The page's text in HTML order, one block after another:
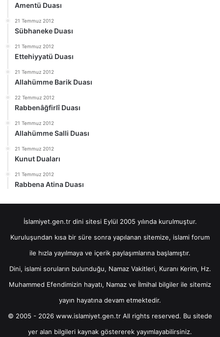
Amentü Duası
21 Temmuz 2012
Sübhaneke Duası
21 Temmuz 2012
Ettehiyyatü Duası
21 Temmuz 2012
Allahümme Barik Duası
22 Temmuz 2012
Rabbenâğfirlî Duası
21 Temmuz 2012
Allahümme Salli Duası
21 Temmuz 2012
Kunut Duaları
21 Temmuz 2012
Rabbena Atina Duası
İslamiyet.gen.tr dini sitesi Eylül 2005 yılında kurulmuştur.
Kuruluşundan kısa bir süre sonra yapılanan sitemize, islami forum
ile hızla yayılmaya ve içerik paylaşımlarına başlamıştır.
Dini, islami soruların bulunduğu, Namaz Vakitleri, Kuranı Kerim, Hz.
Muhammed Efendimizin hayatı, Namaz ve İlmihal bilgiler ile sitemiz
yayın hayatına devam etmektedir.
© 2005 - 2026 www.islamiyet.gen.tr All rights reserved. Bu sitede
yer alan bilgileri kaynak göstererek yayımlayabilirsiniz.